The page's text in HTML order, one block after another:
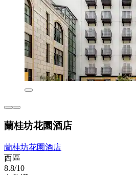
蘭桂坊花園酒店
蘭桂坊花園酒店
西區
8.8/10